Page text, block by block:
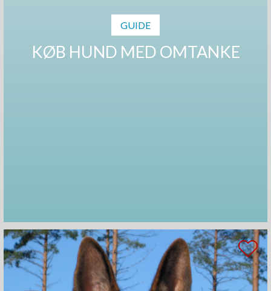
GUIDE
KØB HUND MED OMTANKE